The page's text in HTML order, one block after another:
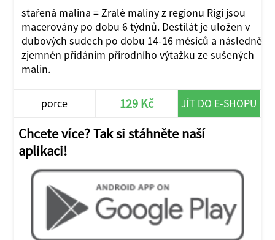
stařená malina = Zralé maliny z regionu Rigi jsou
macerovány po dobu 6 týdnů. Destilát je uložen v
dubových sudech po dobu 14-16 měsíců a následně
zjemněn přidáním přírodního výtažku ze sušených
malin.
porce 129 Kč JÍT DO E-SHOPU
Chcete více? Tak si stáhněte naší
aplikaci!